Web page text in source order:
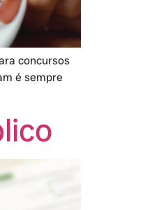
concursos
é sempre